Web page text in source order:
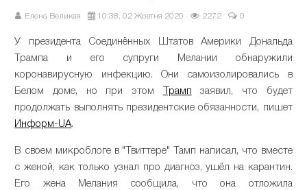
Елена Великая 10:38, 02 Жовтня 2020 2272 0
У президента Соединённых Штатов Америки Дональда
Трампа и его супруги Мелании обнаружили
коронавирусную инфекцию. Они самоизолировались в
Белом доме, но при этом
Трамп заявил, что будет
продолжать выполнять президентские обязанности, пишет
Информ-UA.
В своем микроблоге в "Твиттере" Тамп написал, что вместе
с женой, как только узнал про диагноз, ушёл на карантин.
Его жена Мелания сообщила, что она отложила